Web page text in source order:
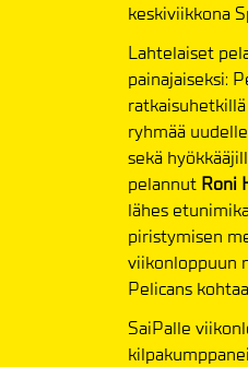
keskiviikkona
Lahtelaiset
painajaiseksi:
ryhmää
sekä
pelannut Roni
lähes
piristymisen
viikonloppuun
Pelicans
SaiPalle